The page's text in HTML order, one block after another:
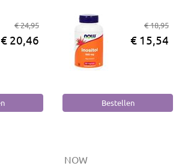
€ 24,95
€ 20,46
€ 18,95
€ 15,54
NOW